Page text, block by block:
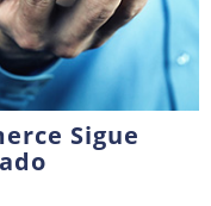
Sigue